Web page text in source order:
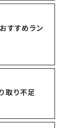
すすめラン
取り不足